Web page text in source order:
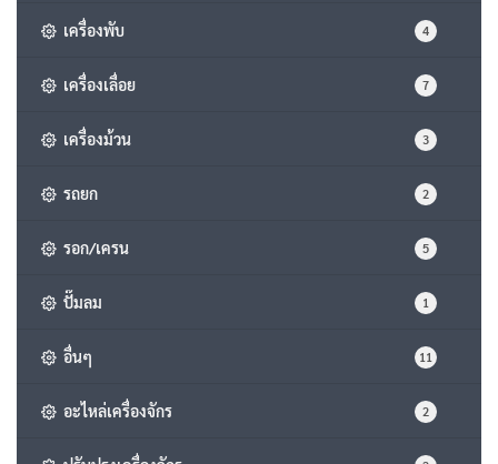
เครื่องพับ 4
เครื่องเลื่อย 7
เครื่องม้วน 3
รถยก 2
รอก/เครน 5
ปั๊มลม 1
อื่นๆ 11
อะไหล่เครื่องจักร 2